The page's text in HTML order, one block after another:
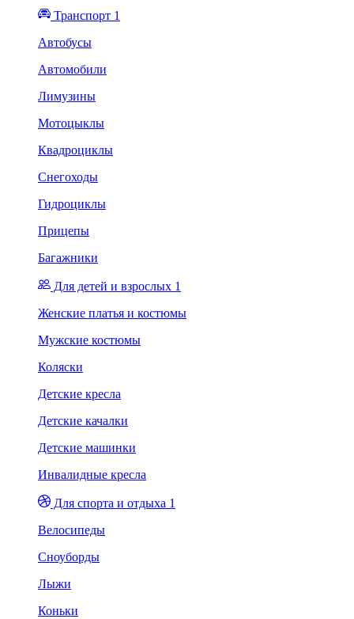
Транспорт 1
Автобусы
Автомобили
Лимузины
Мотоцыклы
Квадроциклы
Снегоходы
Гидроциклы
Прицепы
Багажники
Для детей и взрослых 1
Женские платья и костюмы
Мужские костюмы
Коляски
Детские кресла
Детские качалки
Детские машинки
Инвалидные кресла
Для спорта и отдыха 1
Велосипеды
Сноуборды
Лыжи
Коньки